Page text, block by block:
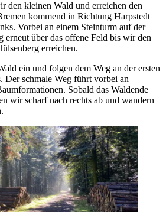
den kleinen Wald und erreichen den
kommend in Richtung Harpstedt
Vorbei an einem Steinturm auf der
erneut über das offene Feld bis wir den
erreichen.
ein und folgen dem Weg an der ersten
Der schmale Weg führt vorbei an
Sobald das Waldende
wir scharf nach rechts ab und wandern